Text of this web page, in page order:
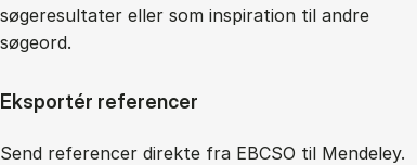
søgeresultater eller som inspiration til andre
søgeord.
Eksportér referencer
Send referencer direkte fra EBCSO til Mendeley.